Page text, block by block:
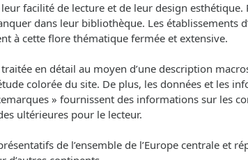
facilité de lecture et de leur design
dans leur bibliothèque. Les établissements
à cette flore thématique fermée et extensive.
en détail au moyen d’une description
colorée du site. De plus, les données et les
» fournissent des informations sur les
ultérieures pour le lecteur.
de l’ensemble de l’Europe centrale